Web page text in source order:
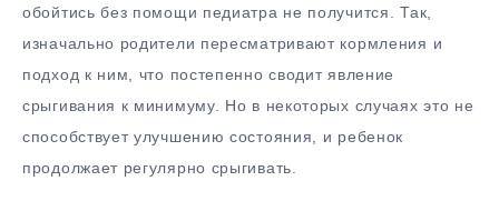
обойтись без помощи педиатра не получится. Так,
изначально родители пересматривают кормления и
подход к ним, что постепенно сводит явление
срыгивания к минимуму. Но в некоторых случаях это не
способствует улучшению состояния, и ребенок
продолжает регулярно срыгивать.